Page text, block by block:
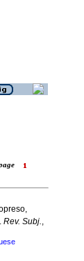
. Rev. Subj.,